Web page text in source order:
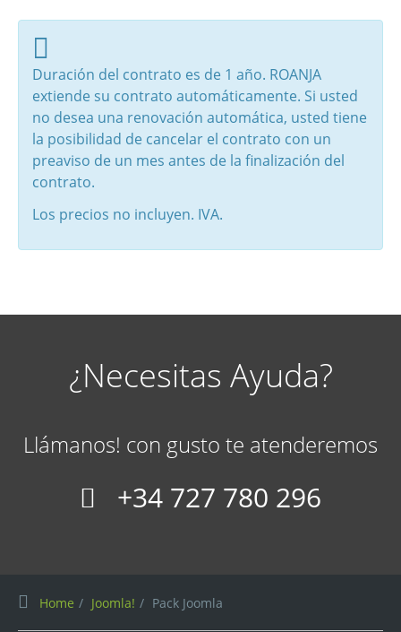
Duración del contrato es de 1 año. ROANJA
extiende su contrato automáticamente. Si usted
no desea una renovación automática, usted tiene
la posibilidad de cancelar el contrato con un
preaviso de un mes antes de la finalización del
contrato.
Los precios no incluyen. IVA.
¿Necesitas Ayuda?
Llámanos! con gusto te atenderemos
+34 727 780 296
Home Joomla! Pack Joomla